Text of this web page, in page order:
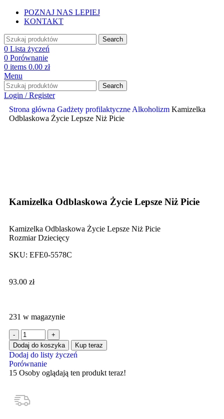
POZNAJ NAS LEPIEJ
KONTAKT
Search
0 Lista życzeń
0 Porównanie
0 items 0.00 zł
Menu
Search
Login / Register
Strona główna Gadżety profilaktyczne Alkoholizm Kamizelka
Odblaskowa Życie Lepsze Niż Picie
Kamizelka Odblaskowa Życie Lepsze Niż Picie
Kamizelka Odblaskowa Życie Lepsze Niż Picie
Rozmiar Dziecięcy
SKU: EFE0-5578C
93.00 zł
231 w magazynie
Dodaj do koszyka Kup teraz
Dodaj do listy życzeń
Porównanie
15 Osoby oglądają ten produkt teraz!